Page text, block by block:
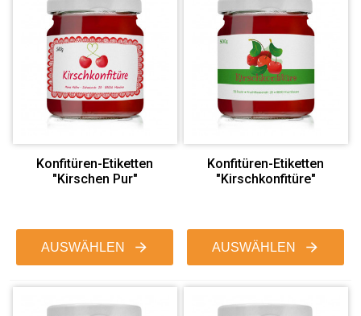
Konfitüren-Etiketten
"Kirschen Pur"
AUSWÄHLEN
Konfitüren-Etiketten
"Kirschkonfitüre"
AUSWÄHLEN